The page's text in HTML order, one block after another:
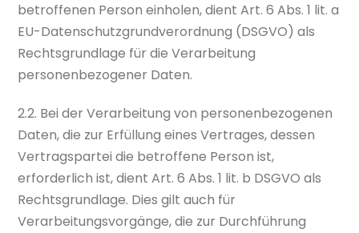
betroffenen Person einholen, dient Art. 6 Abs. 1 lit. a
EU-Datenschutzgrundverordnung (DSGVO) als
Rechtsgrundlage für die Verarbeitung
personenbezogener Daten.
2.2. Bei der Verarbeitung von personenbezogenen
Daten, die zur Erfüllung eines Vertrages, dessen
Vertragspartei die betroffene Person ist,
erforderlich ist, dient Art. 6 Abs. 1 lit. b DSGVO als
Rechtsgrundlage. Dies gilt auch für
Verarbeitungsvorgänge, die zur Durchführung